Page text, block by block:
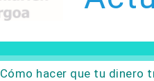
Cómo hacer que tu dinero trabaje para ti: Del